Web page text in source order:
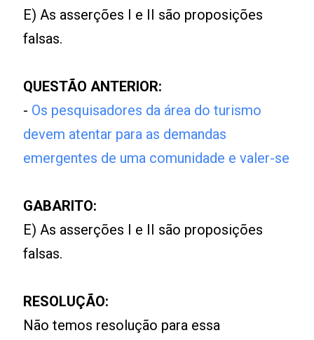
E) As asserções I e II são proposições
falsas.
QUESTÃO ANTERIOR:
- Os pesquisadores da área do turismo
devem atentar para as demandas
emergentes de uma comunidade e valer-se
GABARITO:
E) As asserções I e II são proposições
falsas.
RESOLUÇÃO:
Não temos resolução para essa